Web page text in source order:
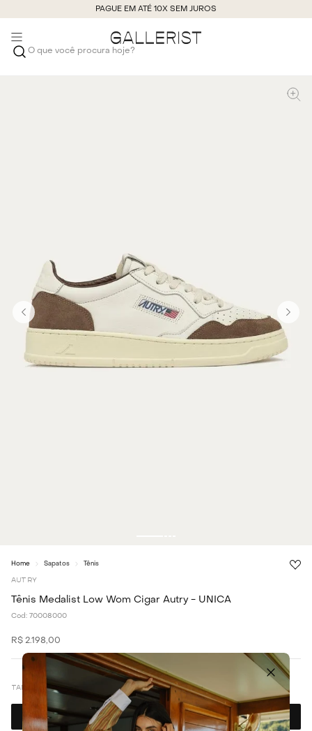
PAGUE EM ATÉ 10X SEM JUROS
O que você procura hoje?
Sapatos Tênis
AUTRY
Tênis Medalist Low Wom Cigar Autry - UNICA
Cod: 70008000
R$ 2.198,00
35 36 40 41 VER MAIS 4
Adicionar ao carrinho